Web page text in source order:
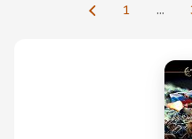
1 ...